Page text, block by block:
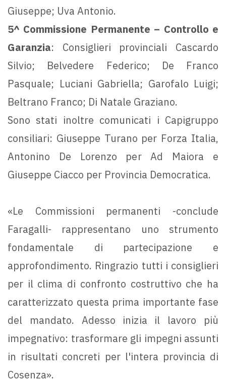
Giuseppe; Uva Antonio.
5^ Commissione Permanente – Controllo e
Garanzia: Consiglieri provinciali Cascardo
Silvio; Belvedere Federico; De Franco
Pasquale; Luciani Gabriella; Garofalo Luigi;
Beltrano Franco; Di Natale Graziano.
Sono stati inoltre comunicati i Capigruppo
consiliari: Giuseppe Turano per Forza Italia,
Antonino De Lorenzo per Ad Maiora e
Giuseppe Ciacco per Provincia Democratica.
«Le Commissioni permanenti -conclude
Faragalli- rappresentano uno strumento
fondamentale di partecipazione e
approfondimento. Ringrazio tutti i consiglieri
per il clima di confronto costruttivo che ha
caratterizzato questa prima importante fase
del mandato. Adesso inizia il lavoro più
impegnativo: trasformare gli impegni assunti
in risultati concreti per l'intera provincia di
Cosenza».